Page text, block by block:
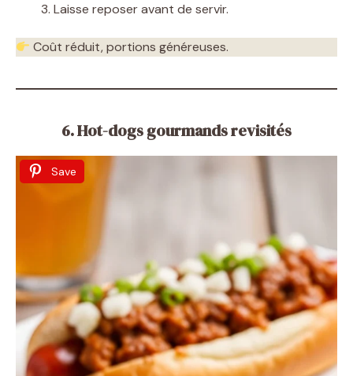
Laisse reposer avant de servir.
Coût réduit, portions généreuses.
6. Hot-dogs gourmands revisités
Save